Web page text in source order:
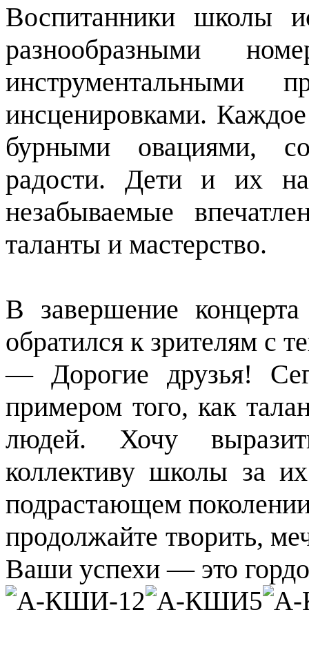
Воспитанники школы
разнообразными
инструментальными
инсценировками.
бурными овациями,
радости. Дети и их
незабываемые
таланты и мастерство.
В завершение
обратился к зрителям с
— Дорогие друзья!
примером того, как
людей. Хочу
коллективу школы за
подрастающем
продолжайте творить,
Ваши успехи — это